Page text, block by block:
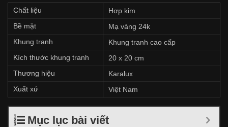
Chất liệu
Hợp kim
Bề mặt
Mạ vàng 24k
Khung tranh
Khung tranh cao cấp
Kích thước khung tranh
20 x 20 cm
Thương hiệu
Karalux
Xuất xứ
Việt Nam
Mục lục bài viết